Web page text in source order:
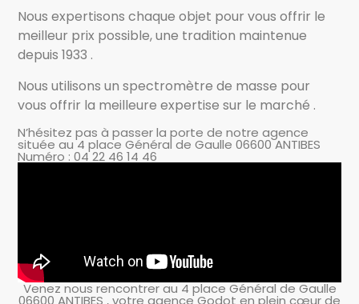
Nous expertisons chaque objet pour vous offrir le
meilleur prix possible, une tradition maintenue
depuis 1933 .
Nous utilisons un spectromètre de masse pour
vous offrir la meilleure expertise sur le marché .
N’hésitez pas à passer la porte de notre agence
située au 4 place Général de Gaulle 06600 ANTIBES
Numéro : 04 22 46 14 46
Venez nous rencontrer au 4 place Général de Gaulle
06600 ANTIBES , votre agence Godot en plein cœur de